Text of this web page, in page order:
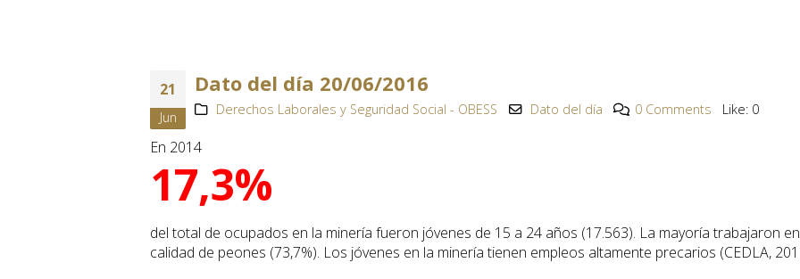
21
Jun
Dato del día 20/06/2016
Derechos Laborales y Seguridad Social - OBESS Dato del día 0 Comments Like: 0
En 2014
17,3%
del total de ocupados en la minería fueron jóvenes de 15 a 24 años (17.563). La mayoría trabajaron en
calidad de peones (73,7%). Los jóvenes en la minería tienen empleos altamente precarios (CEDLA,